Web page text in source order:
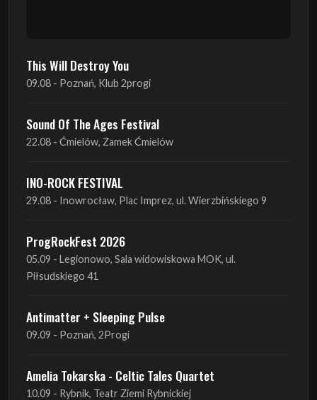
Sound Of The Ages Festival
22.08 - Ćmielów, Zamek Ćmielów
INO-ROCK FESTIVAL
29.08 - Inowrocław, Plac Imprez, ul. Wierzbińskiego 9
ProgRockFest 2026
Antimatter + Sleeping Pulse
09.09 - Poznań, 2Progi
Amelia Tokarska - Celtic Tales Quartet
10.09 - Rybnik, Teatr Ziemi Rybnickiej
Antimatter + Sleeping Pulse